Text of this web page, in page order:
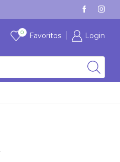
0 Favoritos Login